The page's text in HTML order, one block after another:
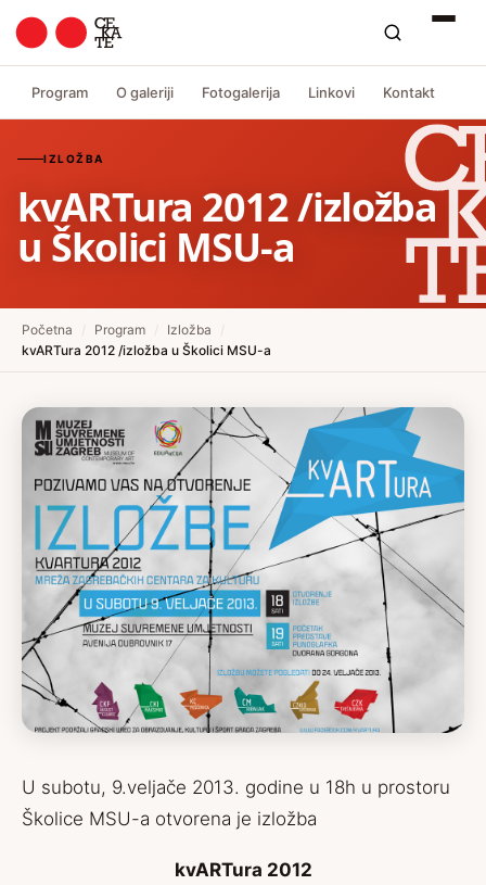
Program O galeriji Fotogalerija Linkovi Kontakt
IZLOŽBA
kvARTura 2012 /izložba
u Školici MSU-a
Početna Program Izložba
kvARTura 2012 /izložba u Školici MSU-a
U subotu, 9.veljače 2013. godine u 18h u prostoru
Školice MSU-a otvorena je izložba
kvARTura 2012